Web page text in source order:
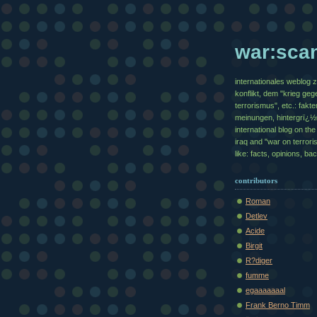
internationales weblog
konflikt, dem "krieg
terrorismus", etc.:
meinungen,
international blog on
iraq and "war on
like: facts, opinions,
contributors
Roman
Detlev
Acide
Birgit
R?diger
fumme
egaaaaaaal
Frank Berno Timm